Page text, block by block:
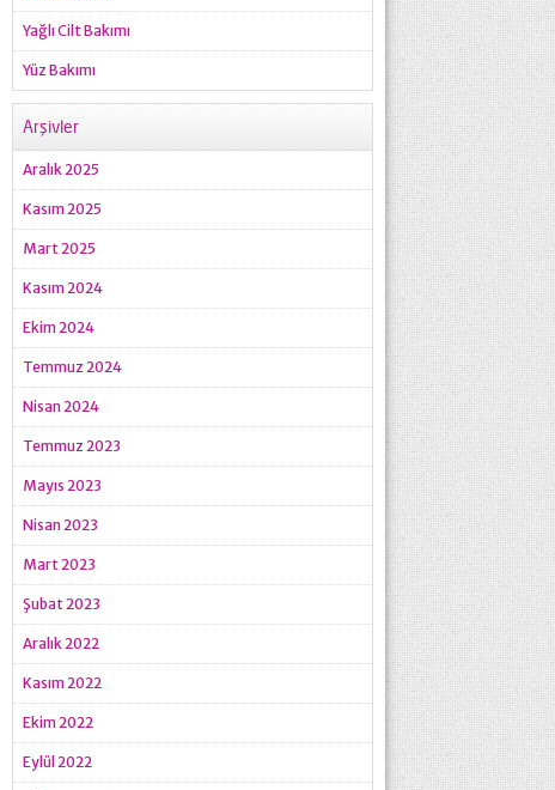
Yağlı Cilt Bakımı
Yüz Bakımı
Arşivler
Aralık 2025
Kasım 2025
Mart 2025
Kasım 2024
Ekim 2024
Temmuz 2024
Nisan 2024
Temmuz 2023
Mayıs 2023
Nisan 2023
Mart 2023
Şubat 2023
Aralık 2022
Kasım 2022
Ekim 2022
Eylül 2022